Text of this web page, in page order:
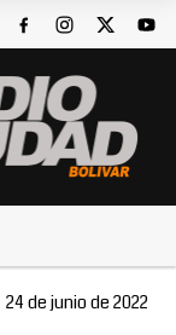
24 de junio de 2022